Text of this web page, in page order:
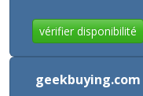
vérifier disponibilité
geekbuying.com